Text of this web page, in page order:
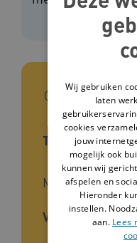
In het
Type interventie
Methode
Voor wie
Wij gebruiken
laten
cookies
jouw
mogelijk ook
kunnen wij
afspelen en
Hieronder
instellen.
aan. Lees